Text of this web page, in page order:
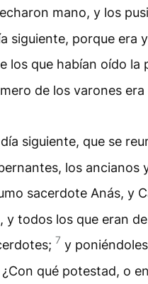
mano, y los
siguiente, porque era
los que habían oído la
de los varones era
siguiente, que se
los ancianos
sacerdote Anás, y
y todos los que eran
7 y
qué potestad, o